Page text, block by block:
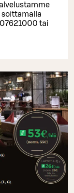
soittamalla
tai